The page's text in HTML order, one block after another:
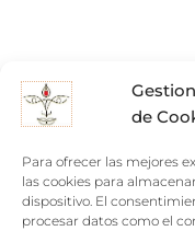
de
Para ofrecer las mejores
las cookies para
dispositivo. El
procesar datos como el